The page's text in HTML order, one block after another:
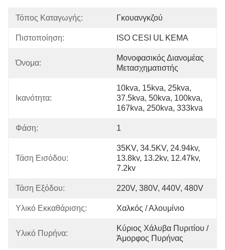
Τόπος Καταγωγής: Γκουανγκζού
Πιστοποίηση: ISO CESI UL KEMA
Όνομα:
Μονοφασικός Διανομέας
Μετασχηματιστής
Ικανότητα:
10kva, 15kva, 25kva,
37.5kva, 50kva, 100kva,
167kva, 250kva, 333kva
Φάση: 1
Τάση Εισόδου:
35KV, 34.5KV, 24.94kv,
13.8kv, 13.2kv, 12.47kv,
7.2kv
Τάση Εξόδου: 220V, 380V, 440V, 480V
Υλικό Εκκαθάρισης: Χαλκός / Αλουμίνιο
Υλικό Πυρήνα:
Κύριος Χάλυβα Πυριτίου /
Άμορφος Πυρήνας